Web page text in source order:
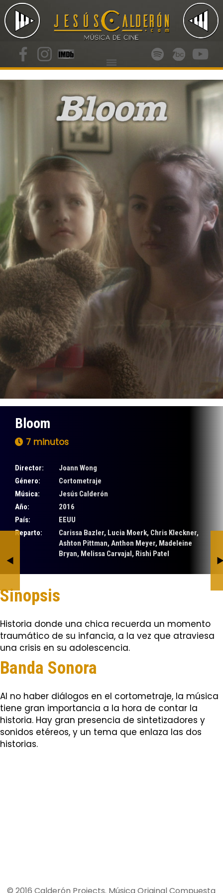
Bloom
7 minutos
Director:
Joann Wong
Género:
Cortometraje
Música:
Jesús Calderón
Año:
2016
País:
EEUU
Reparto:
Carissa Bazler, Lucia Moerk, Chris Kleckner,
Ashton Pittman, Anthon Meyer, Madeleine
Bryan, Melissa Carvajal, Rishi Patel
Sinopsis
Historia donde una chica recuerda un momento
traumático de su infancia, a la vez que atraviesa
una crisis en su adolescencia.
Banda Sonora
Al no haber diálogos en el cortometraje, la música
tiene gran importancia a la hora de contar la
historia. Hay gran presencia de sintetizadores y
sonidos etéreos, y un tema que enlaza las dos
historias.
© 2016 Calderón Projects. Música Original Compuesta
Perros de Globo
Leica Story